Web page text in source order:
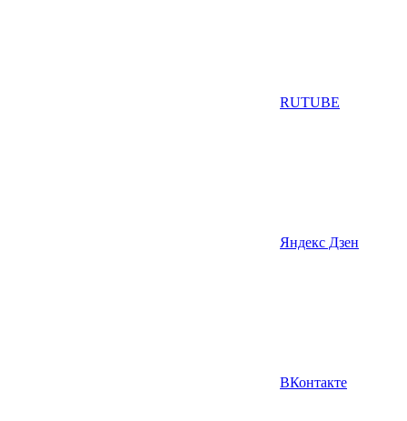
RUTUBE
Яндекс Дзен
ВКонтакте